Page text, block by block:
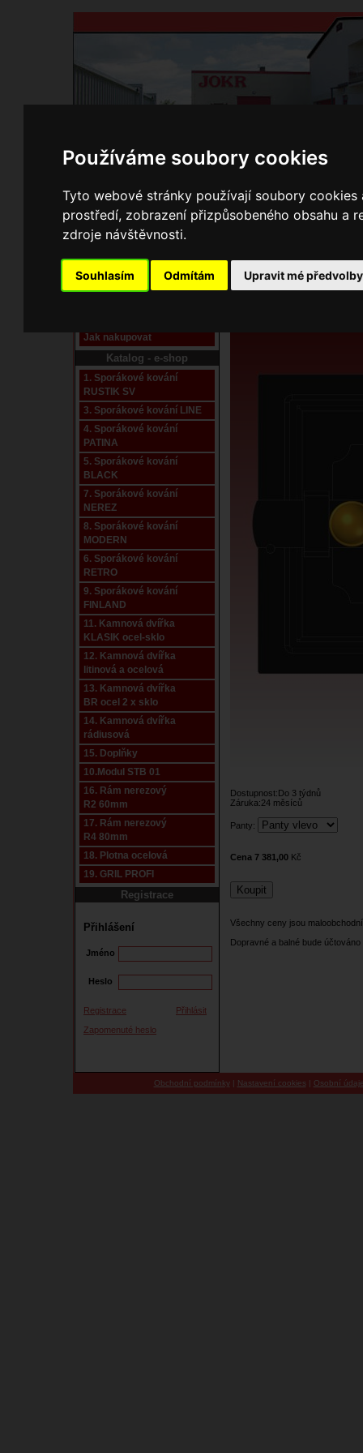
Používáme soubory cookies
Tyto webové stránky používají soubory
prostředí, zobrazení přizpůsobeného obsahu a
zdroje návštěvnosti.
Souhlasím Odmítám Upravit mé předvolby
Domů Kontakty Přihlášení Ke
Pracoviště laser
Nové pracoviště firmy
Jak nakupovat
Katalog - e-shop
1. Sporákové kování
RUSTIK SV
3. Sporákové kování LINE
4. Sporákové kování
PATINA
5. Sporákové kování
BLACK
7. Sporákové kování
NEREZ
8. Sporákové kování
MODERN
6. Sporákové kování
RETRO
9. Sporákové kování
FINLAND
11. Kamnová dvířka
KLASIK ocel-sklo
12. Kamnová dvířka
litinová a ocelová
13. Kamnová dvířka
BR ocel 2 x sklo
14. Kamnová dvířka
rádiusová
15. Doplňky
10.Modul STB 01
16. Rám nerezový
R2 60mm
17. Rám nerezový
R4 80mm
18. Plotna ocelová
19. GRIL PROFI
Registrace
Přihlášení
Jméno
Heslo
Registrace
Přihlásit
Zapomenuté heslo
E-shop JOKR
Dostupnost:Do 3 týdnů
Záruka:24 měsíců
Panty:
Cena 7 381,00 Kč
Všechny ceny jsou
Dopravné a balné bude
Obchodní podmínky| Nastavení cookies | Osobní